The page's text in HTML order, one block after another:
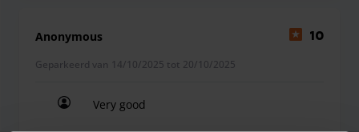
Anonymous 10
Geparkeerd van 14/10/2025 tot 20/10/2025
Very good